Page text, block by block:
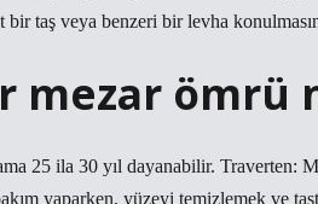
bir taş veya benzeri bir levha
mezar ömrü
25 ila 30 yıl dayanabilir. Traverten:
yaparken, yüzeyi temizlemek ve